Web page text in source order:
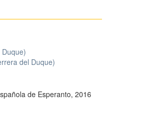
del Duque)
de Esperanto, 2016